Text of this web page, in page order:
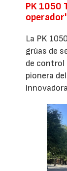
PK 1050
operador'
La PK
grúas de
de control
pionera